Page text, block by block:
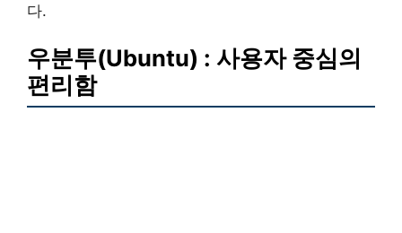
다.
우분투(Ubuntu) : 사용자 중심의
편리함